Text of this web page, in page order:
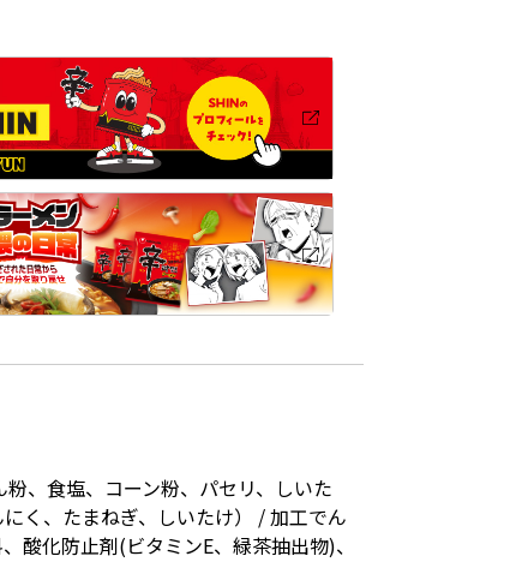
、食塩、コーン粉、パセリ、しいた
く、たまねぎ、しいたけ） / 加工でん
酸化防止剤(ビタミンE、緑茶抽出物)、